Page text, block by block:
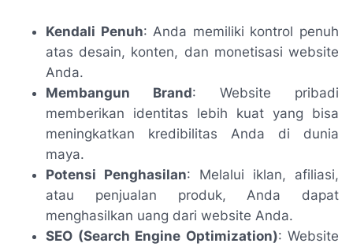
Kendali Penuh: Anda memiliki kontrol penuh
atas desain, konten, dan monetisasi website
Anda.
Membangun Brand: Website pribadi
memberikan identitas lebih kuat yang bisa
meningkatkan kredibilitas Anda di dunia
maya.
Potensi Penghasilan: Melalui iklan, afiliasi,
atau penjualan produk, Anda dapat
menghasilkan uang dari website Anda.
SEO (Search Engine Optimization): Website